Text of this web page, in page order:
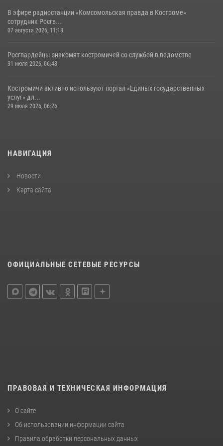
В эфире радиостанции «Комсомольская правда в Костроме»
сотрудник Росгв...
07 августа 2026, 11:13
Росгвардейцы знакомят костромичей со службой в ведомстве
31 июля 2026, 06:48
Костромичи активно используют портал «Единых государственных
услуг» дл...
29 июля 2026, 06:26
НАВИГАЦИЯ
Новости
Карта сайта
ОФИЦИАЛЬНЫЕ СЕТЕВЫЕ РЕСУРСЫ
ПРАВОВАЯ И ТЕХНИЧЕСКАЯ ИНФОРМАЦИЯ
О сайте
Об использовании информации сайта
Правила обработки персональных данных